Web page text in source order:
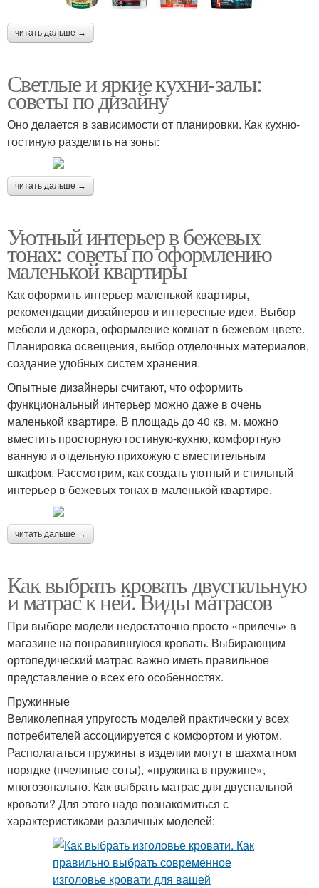
читать дальше →
Светлые и яркие кухни-залы:
советы по дизайну
Оно делается в зависимости от планировки. Как кухню-
гостиную разделить на зоны:
читать дальше →
Уютный интерьер в бежевых
тонах: советы по оформлению
маленькой квартиры
Как оформить интерьер маленькой квартиры,
рекомендации дизайнеров и интересные идеи. Выбор
мебели и декора, оформление комнат в бежевом цвете.
Планировка освещения, выбор отделочных материалов,
создание удобных систем хранения.
Опытные дизайнеры считают, что оформить
функциональный интерьер можно даже в очень
маленькой квартире. В площадь до 40 кв. м. можно
вместить просторную гостиную-кухню, комфортную
ванную и отдельную прихожую с вместительным
шкафом. Рассмотрим, как создать уютный и стильный
интерьер в бежевых тонах в маленькой квартире.
читать дальше →
Как выбрать кровать двуспальную
и матрас к ней. Виды матрасов
При выборе модели недостаточно просто «прилечь» в
магазине на понравившуюся кровать. Выбирающим
ортопедический матрас важно иметь правильное
представление о всех его особенностях.
Пружинные
Великолепная упругость моделей практически у всех
потребителей ассоциируется с комфортом и уютом.
Располагаться пружины в изделии могут в шахматном
порядке (пчелиные соты), «пружина в пружине»,
многозонально. Как выбрать матрас для двуспальной
кровати? Для этого надо познакомиться с
характеристиками различных моделей: